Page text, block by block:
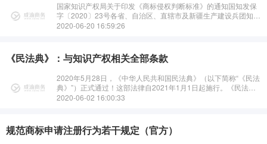
国家知识产权局关于印发《商标侵权判断标准》的通知国知发保
字〔2020〕23号各省、自治区、直辖市及新疆生产建设兵团知识
产权局（知识产权管理部门）：为深入贯彻落实党中央、国务院
2020-06-20 16:59:26
《民法典》：与知识产权相关全部条款
2020年5月28日，《中华人民共和国民法典》（以下简称“《民法
典》”）正式通过！这部法律自2021年1月1日起施行。《民法
典》共7编、1260条，各编依次为总则、物权、合同、人格权、
2020-06-02 16:00:33
规范商标申请注册行为若干规定（官方）